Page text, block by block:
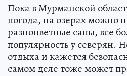
Пока в Мурманской
погода, на озерах можно
разноцветные сапы, все
популярность у северян.
отдыха и кажется
самом деле тоже может